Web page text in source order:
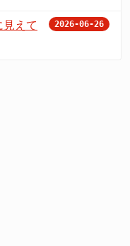
えて
2026-06-26